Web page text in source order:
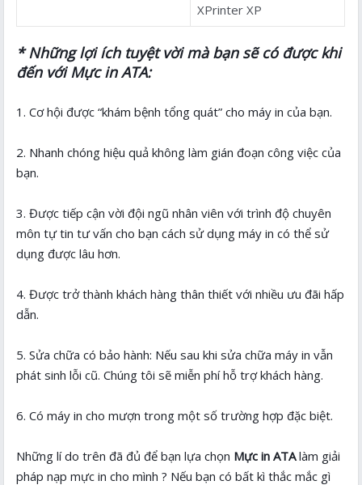
XPrinter XP
* Những lợi ích tuyệt vời mà bạn sẽ có được khi
đến với Mực in ATA:
1. Cơ hội được “khám bệnh tổng quát” cho máy in của bạn.
2. Nhanh chóng hiệu quả không làm gián đoạn công việc của
bạn.
3. Được tiếp cận vời đội ngũ nhân viên với trình độ chuyên
môn tự tin tư vấn cho bạn cách sử dụng máy in có thể sử
dụng được lâu hơn.
4. Được trở thành khách hàng thân thiết với nhiều ưu đãi hấp
dẫn.
5. Sửa chữa có bảo hành: Nếu sau khi sửa chữa máy in vẫn
phát sinh lỗi cũ. Chúng tôi sẽ miễn phí hỗ trợ khách hàng.
6. Có máy in cho mượn trong một số trường hợp đặc biệt.
Những lí do trên đã đủ để bạn lựa chọn Mực in ATAlàm giải
pháp nạp mực in cho mình ? Nếu bạn có bất kì thắc mắc gì